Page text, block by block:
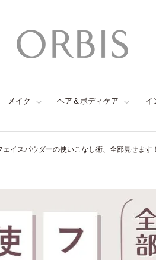
メイク ヘア＆ボディケア イ
ェイスパウダーの使いこなし術、全部見せま